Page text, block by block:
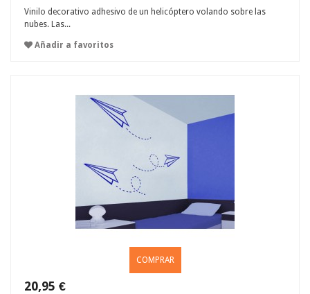
Vinilo decorativo adhesivo de un helicóptero volando sobre las
nubes. Las...
Añadir a favoritos
COMPRAR
20,95 €